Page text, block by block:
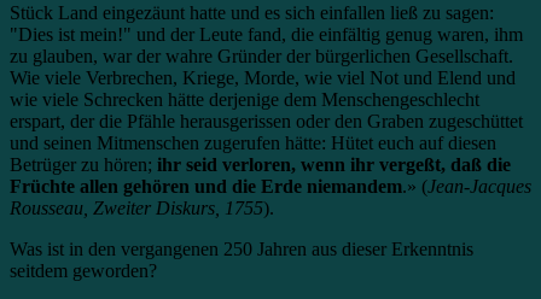
Stück Land eingezäunt hatte und es sich einfallen ließ zu sagen:
"Dies ist mein!" und der Leute fand, die einfältig genug waren, ihm
zu glauben, war der wahre Gründer der bürgerlichen Gesellschaft.
Wie viele Verbrechen, Kriege, Morde, wie viel Not und Elend und
wie viele Schrecken hätte derjenige dem Menschengeschlecht
erspart, der die Pfähle herausgerissen oder den Graben zugeschüttet
und seinen Mitmenschen zugerufen hätte: Hütet euch auf diesen
Betrüger zu hören; ihr seid verloren, wenn ihr vergeßt, daß die
Früchte allen gehören und die Erde niemandem.» (Jean-Jacques
Rousseau, Zweiter Diskurs, 1755).
Was ist in den vergangenen 250 Jahren aus dieser Erkenntnis
seitdem geworden?